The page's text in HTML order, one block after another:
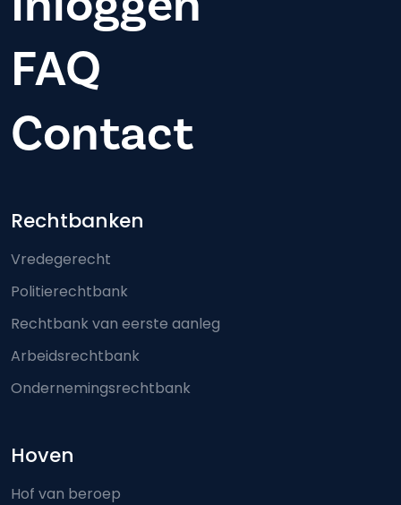
FAQ
Contact
Footer-menu
Rechtbanken
Vredegerecht
Politierechtbank
Rechtbank van eerste aanleg
Arbeidsrechtbank
Ondernemingsrechtbank
Hoven
Hof van beroep